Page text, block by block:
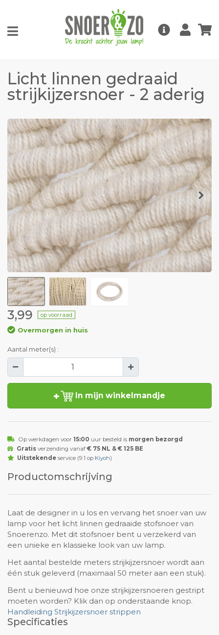
Licht linnen gedraaid
strijkijzersnoer - 2 aderig
3,99 op voorraad
Overmorgen in huis
Aantal meter(s) :
In mijn winkelmandje
Op werkdagen voor 15:00 uur besteld is morgen bezorgd
Gratisverzending vanaf € 75 NL & € 125 BE
Uitstekendeservice (9.1 op Kiyoh)
Productomschrijving
Laat de designer in u los en vervang het snoer van uw
lamp voor het licht linnen gedraaide stofsnoer van
Snoerenzo. Met dit stofsnoer bent u verzekerd van
een unieke en klassieke look van uw lamp.
Het aantal bestelde meters strijkijzersnoer wordt aan
één stuk geleverd (maximaal 50 meter aan een stuk).
Bent u benieuwd hoe onze strijkijzersnoeren gestript
moeten worden? Klik dan op onderstaande knop.
Handleiding Strijkijzersnoer strippen
Specificaties